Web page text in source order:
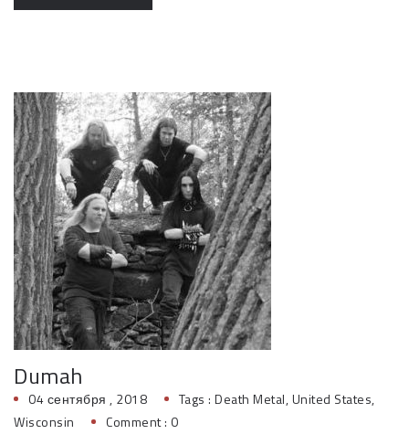
Dumah
04 сентября , 2018 Tags : Death Metal,United States,
Wisconsin
Comment : 0